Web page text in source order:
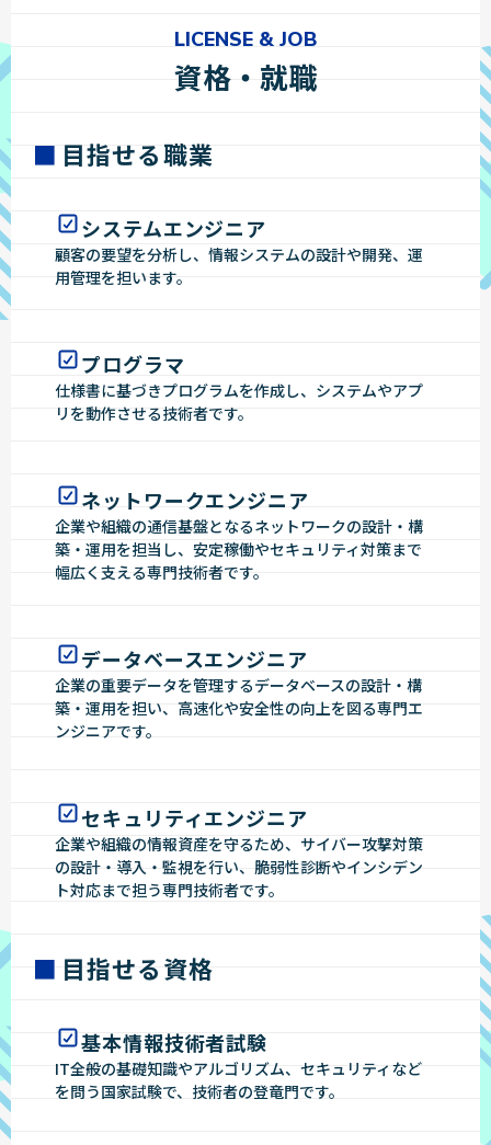
資格・就職
LICENSE & JOB
目指せる職業
システムエンジニア
顧客の要望を分析し、情報システムの設計や開発、運
用管理を担います。
プログラマ
仕様書に基づきプログラムを作成し、システムやアプ
リを動作させる技術者です。
ネットワークエンジニア
企業や組織の通信基盤となるネットワークの設計・構
築・運用を担当し、安定稼働やセキュリティ対策まで
幅広く支える専門技術者です。
データベースエンジニア
企業の重要データを管理するデータベースの設計・構
築・運用を担い、高速化や安全性の向上を図る専門エ
ンジニアです。
セキュリティエンジニア
企業や組織の情報資産を守るため、サイバー攻撃対策
の設計・導入・監視を行い、脆弱性診断やインシデン
ト対応まで担う専門技術者です。
目指せる資格
基本情報技術者試験
IT全般の基礎知識やアルゴリズム、セキュリティなど
を問う国家試験で、技術者の登竜門です。